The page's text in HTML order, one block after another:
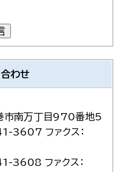
わせ
南万丁目970番地5
3607 ファクス：
3608 ファクス：